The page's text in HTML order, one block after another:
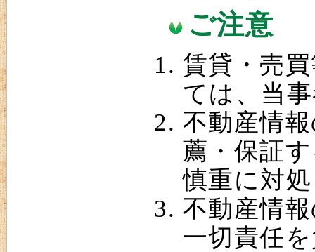
ご注意
賃貸・売
ては、当
不動産情
薦・保証
慎重に対
不動産情
一切責任